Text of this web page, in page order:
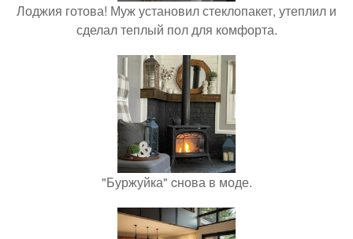
Лоджия готова! Муж установил стеклопакет, утеплил и
сделал теплый пол для комфорта.
"Буржуйка" cнова в моде.